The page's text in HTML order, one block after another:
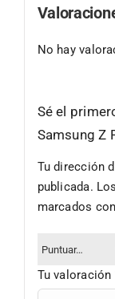
No hay
Sé el
Samsung Z
Tu dirección
publicada.
marcados
Tu valoración